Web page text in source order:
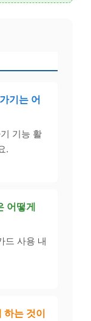
기는 어
기능 활
.
어떻게
드 사용 내
하는 것이